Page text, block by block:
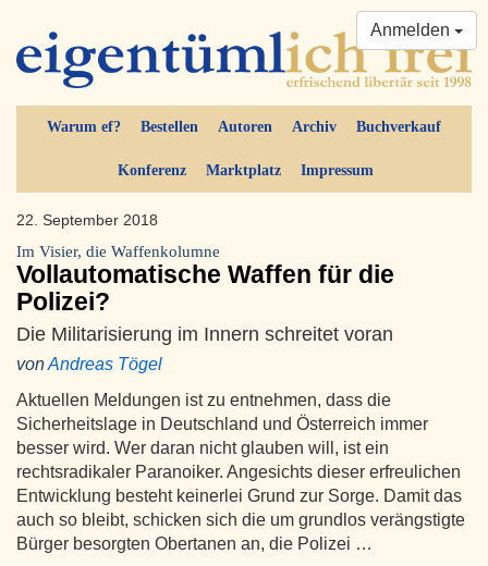
Warum ef? Bestellen Autoren Archiv Buchverkauf
Konferenz Marktplatz Impressum
Anmelden
22. September 2018
Im Visier, die Waffenkolumne
Vollautomatische Waffen für die
Polizei?
Die Militarisierung im Innern schreitet voran
vonAndreas Tögel
Aktuellen Meldungen ist zu entnehmen, dass die
Sicherheitslage in Deutschland und Österreich immer
besser wird. Wer daran nicht glauben will, ist ein
rechtsradikaler Paranoiker. Angesichts dieser erfreulichen
Entwicklung besteht keinerlei Grund zur Sorge. Damit das
auch so bleibt, schicken sich die um grundlos verängstigte
Bürger besorgten Obertanen an, die Polizei …